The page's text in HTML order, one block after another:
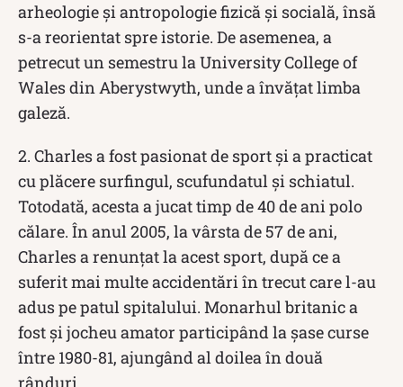
arheologie şi antropologie fizică şi socială, însă
s-a reorientat spre istorie. De asemenea, a
petrecut un semestru la University College of
Wales din Aberystwyth, unde a învăţat limba
galeză.
2. Charles a fost pasionat de sport și a practicat
cu plăcere surfingul, scufundatul și schiatul.
Totodată, acesta a jucat timp de 40 de ani polo
călare. În anul 2005, la vârsta de 57 de ani,
Charles a renunțat la acest sport, după ce a
suferit mai multe accidentări în trecut care l-au
adus pe patul spitalului. Monarhul britanic a
fost și jocheu amator participând la şase curse
între 1980-81, ajungând al doilea în două
rânduri.